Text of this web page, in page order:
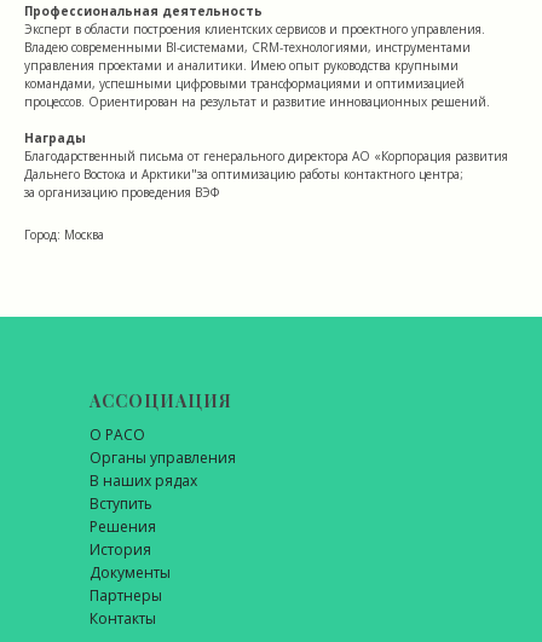
Профессиональная деятельность
Эксперт в области построения клиентских сервисов и проектного управления.
Владею современными BI-системами, CRM-технологиями, инструментами
управления проектами и аналитики. Имею опыт руководства крупными
командами, успешными цифровыми трансформациями и оптимизацией
процессов. Ориентирован на результат и развитие инновационных решений.
Награды
Благодарственный письма от генерального директора АО «Корпорация развития
Дальнего Востока и Арктики"за оптимизацию работы контактного центра;
за организацию проведения ВЭФ
Город: Москва
АССОЦИАЦИЯ
О РАСО
Органы управления
В наших рядах
Вступить
Решения
История
Документы
Партнеры
Контакты